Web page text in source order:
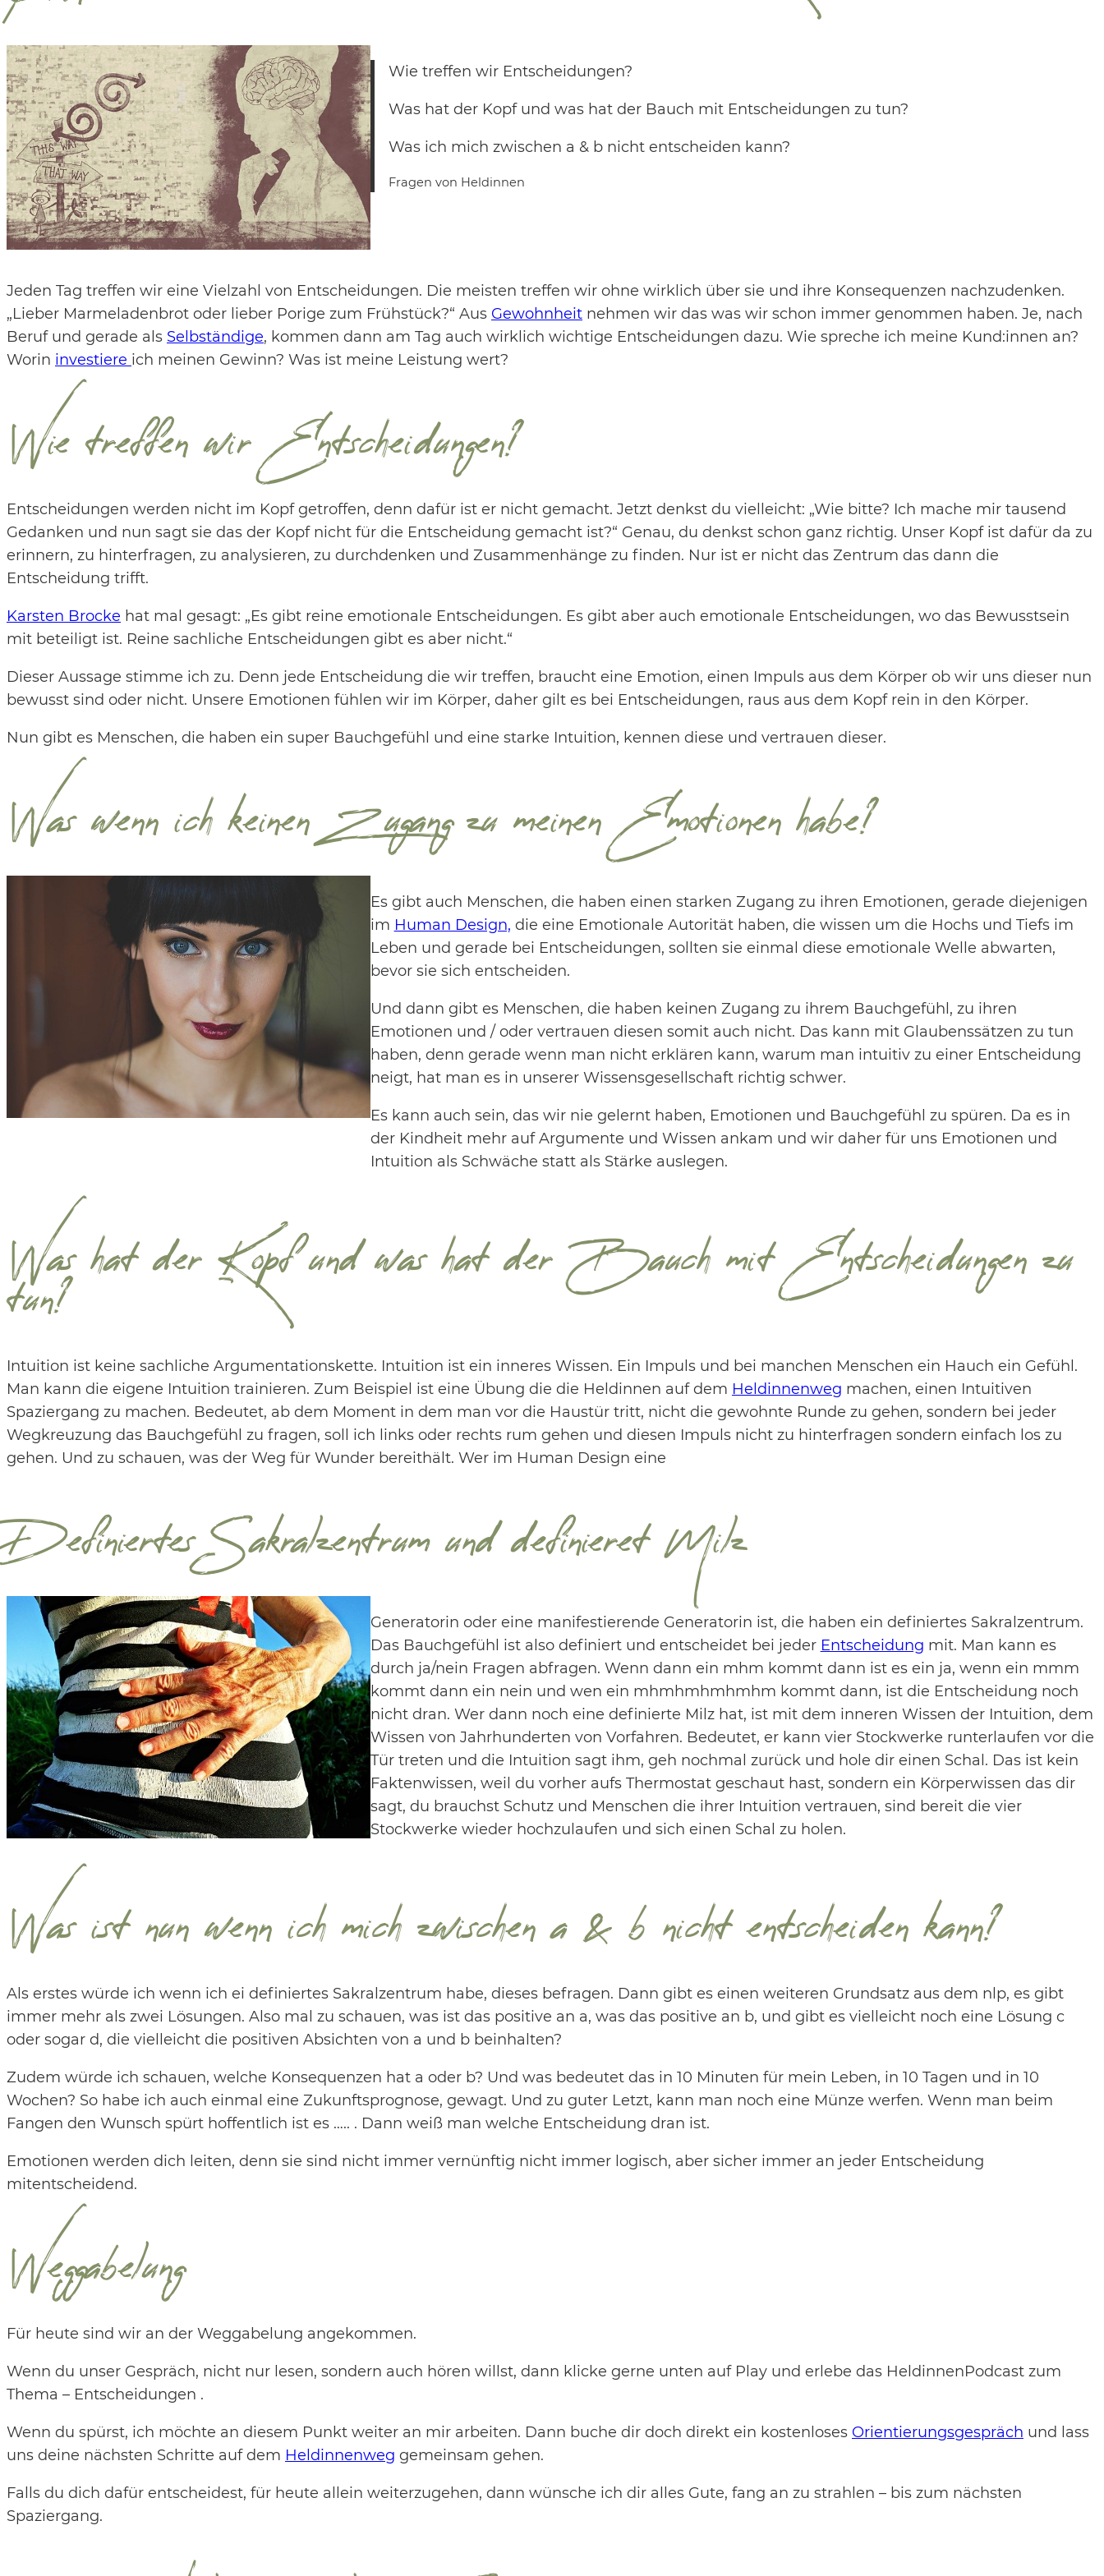
Wie treffen wir Entscheidungen?
Was hat der Kopf und was hat der Bauch mit Entscheidungen zu tun?
Was ich mich zwischen a & b nicht entscheiden kann?
Fragen von Heldinnen
Jeden Tag treffen wir eine Vielzahl von Entscheidungen. Die meisten treffen wir ohne wirklich über sie und ihre Konsequenzen nachzudenken.
„Lieber Marmeladenbrot oder lieber Porige zum Frühstück?“ Aus Gewohnheit nehmen wir das was wir schon immer genommen haben. Je, nach
Beruf und gerade als Selbständige, kommen dann am Tag auch wirklich wichtige Entscheidungen dazu. Wie spreche ich meine Kund:innen an?
Worin investiere ich meinen Gewinn? Was ist meine Leistung wert?
Wie treffen wir Entscheidungen?
Entscheidungen werden nicht im Kopf getroffen, denn dafür ist er nicht gemacht. Jetzt denkst du vielleicht: „Wie bitte? Ich mache mir tausend
Gedanken und nun sagt sie das der Kopf nicht für die Entscheidung gemacht ist?“ Genau, du denkst schon ganz richtig. Unser Kopf ist dafür da zu
erinnern, zu hinterfragen, zu analysieren, zu durchdenken und Zusammenhänge zu finden. Nur ist er nicht das Zentrum das dann die
Entscheidung trifft.
Karsten Brocke hat mal gesagt: „Es gibt reine emotionale Entscheidungen. Es gibt aber auch emotionale Entscheidungen, wo das Bewusstsein
mit beteiligt ist. Reine sachliche Entscheidungen gibt es aber nicht.“
Dieser Aussage stimme ich zu. Denn jede Entscheidung die wir treffen, braucht eine Emotion, einen Impuls aus dem Körper ob wir uns dieser nun
bewusst sind oder nicht. Unsere Emotionen fühlen wir im Körper, daher gilt es bei Entscheidungen, raus aus dem Kopf rein in den Körper.
Nun gibt es Menschen, die haben ein super Bauchgefühl und eine starke Intuition, kennen diese und vertrauen dieser.
Was wenn ich keinen Zugang zu meinen Emotionen habe?
Es gibt auch Menschen, die haben einen starken Zugang zu ihren Emotionen, gerade diejenigen
im Human Design, die eine Emotionale Autorität haben, die wissen um die Hochs und Tiefs im
Leben und gerade bei Entscheidungen, sollten sie einmal diese emotionale Welle abwarten,
bevor sie sich entscheiden.
Und dann gibt es Menschen, die haben keinen Zugang zu ihrem Bauchgefühl, zu ihren
Emotionen und / oder vertrauen diesen somit auch nicht. Das kann mit Glaubenssätzen zu tun
haben, denn gerade wenn man nicht erklären kann, warum man intuitiv zu einer Entscheidung
neigt, hat man es in unserer Wissensgesellschaft richtig schwer.
Es kann auch sein, das wir nie gelernt haben, Emotionen und Bauchgefühl zu spüren. Da es in
der Kindheit mehr auf Argumente und Wissen ankam und wir daher für uns Emotionen und
Intuition als Schwäche statt als Stärke auslegen.
Was hat der Kopf und was hat der Bauch mit Entscheidungen zu
tun?
Intuition ist keine sachliche Argumentationskette. Intuition ist ein inneres Wissen. Ein Impuls und bei manchen Menschen ein Hauch ein Gefühl.
Man kann die eigene Intuition trainieren. Zum Beispiel ist eine Übung die die Heldinnen auf dem Heldinnenweg machen, einen Intuitiven
Spaziergang zu machen. Bedeutet, ab dem Moment in dem man vor die Haustür tritt, nicht die gewohnte Runde zu gehen, sondern bei jeder
Wegkreuzung das Bauchgefühl zu fragen, soll ich links oder rechts rum gehen und diesen Impuls nicht zu hinterfragen sondern einfach los zu
gehen. Und zu schauen, was der Weg für Wunder bereithält. Wer im Human Design eine
Definiertes Sakralzentrum und definieret Milz
Generatorin oder eine manifestierende Generatorin ist, die haben ein definiertes Sakralzentrum.
Das Bauchgefühl ist also definiert und entscheidet bei jeder Entscheidung mit. Man kann es
durch ja/nein Fragen abfragen. Wenn dann ein mhm kommt dann ist es ein ja, wenn ein mmm
kommt dann ein nein und wen ein mhmhmhmhmhm kommt dann, ist die Entscheidung noch
nicht dran. Wer dann noch eine definierte Milz hat, ist mit dem inneren Wissen der Intuition, dem
Wissen von Jahrhunderten von Vorfahren. Bedeutet, er kann vier Stockwerke runterlaufen vor die
Tür treten und die Intuition sagt ihm, geh nochmal zurück und hole dir einen Schal. Das ist kein
Faktenwissen, weil du vorher aufs Thermostat geschaut hast, sondern ein Körperwissen das dir
sagt, du brauchst Schutz und Menschen die ihrer Intuition vertrauen, sind bereit die vier
Stockwerke wieder hochzulaufen und sich einen Schal zu holen.
Was ist nun wenn ich mich zwischen a & b nicht entscheiden kann?
Als erstes würde ich wenn ich ei definiertes Sakralzentrum habe, dieses befragen. Dann gibt es einen weiteren Grundsatz aus dem nlp, es gibt
immer mehr als zwei Lösungen. Also mal zu schauen, was ist das positive an a, was das positive an b, und gibt es vielleicht noch eine Lösung c
oder sogar d, die vielleicht die positiven Absichten von a und b beinhalten?
Zudem würde ich schauen, welche Konsequenzen hat a oder b? Und was bedeutet das in 10 Minuten für mein Leben, in 10 Tagen und in 10
Wochen? So habe ich auch einmal eine Zukunftsprognose, gewagt. Und zu guter Letzt, kann man noch eine Münze werfen. Wenn man beim
Fangen den Wunsch spürt hoffentlich ist es ….. . Dann weiß man welche Entscheidung dran ist.
Emotionen werden dich leiten, denn sie sind nicht immer vernünftig nicht immer logisch, aber sicher immer an jeder Entscheidung
mitentscheidend.
Weggabelung
Für heute sind wir an der Weggabelung angekommen.
Wenn du unser Gespräch, nicht nur lesen, sondern auch hören willst, dann klicke gerne unten auf Play und erlebe das HeldinnenPodcast zum
Thema – Entscheidungen .
Wenn du spürst, ich möchte an diesem Punkt weiter an mir arbeiten. Dann buche dir doch direkt ein kostenloses Orientierungsgespräch und lass
uns deine nächsten Schritte auf dem Heldinnenweg gemeinsam gehen.
Falls du dich dafür entscheidest, für heute allein weiterzugehen, dann wünsche ich dir alles Gute, fang an zu strahlen – bis zum nächsten
Spaziergang.